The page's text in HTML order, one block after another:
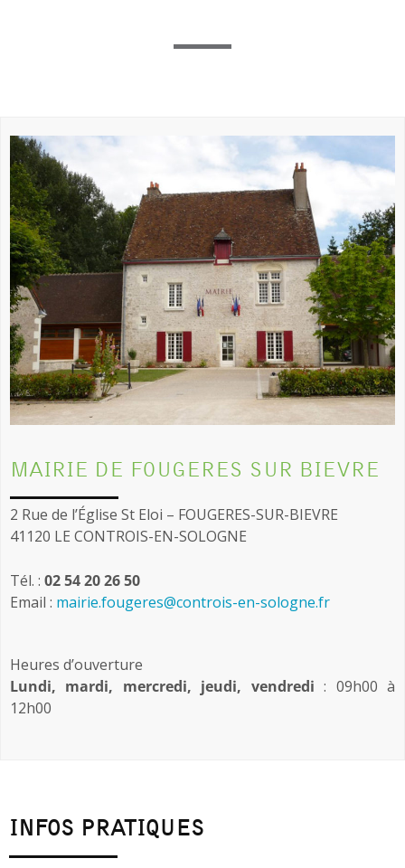
MAIRIE DE FOUGERES SUR BIEVRE
2 Rue de l’Église St Eloi – FOUGERES-SUR-BIEVRE
41120 LE CONTROIS-EN-SOLOGNE
Tél. : 02 54 20 26 50
Email : mairie.fougeres@controis-en-sologne.fr
Heures d’ouverture
Lundi, mardi, mercredi, jeudi, vendredi : 09h00 à
12h00
INFOS PRATIQUES